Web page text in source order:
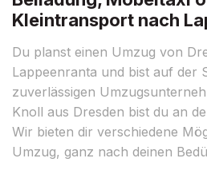
Kleintransport nach
Du planst einen Umzug von
Lappeenranta und bist auf der
zuverlässigen
Knoll aus Dresden bist du an
Wir bieten dir verschiedene
Umzug, ganz nach deinen